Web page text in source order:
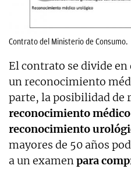
Contrato del Ministerio de Consumo.
El contrato se divide
un reconocimiento
parte, la posibilidad de
reconocimiento
reconocimiento
mayores de 50 años
a un examenpara